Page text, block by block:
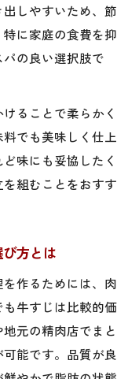
しやすいため、節
に家庭の食費を抑
の良い選択肢で
ることで柔らかく
でも美味しく仕上
味にも妥協したく
組むことをおすす
方とは
作るためには、肉
牛すじは比較的価
元の精肉店でまと
能です。品質が良